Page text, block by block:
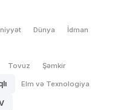
Dünya İdman
Tovuz Şəmkir
Elm və Texnologiya